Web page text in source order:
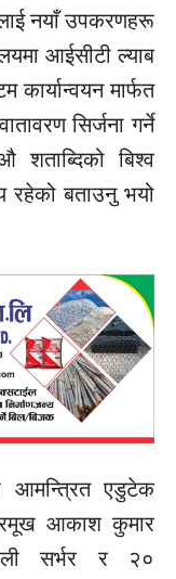
नयाँ उपकरणहरू
आईसीटी ल्याब
कार्यान्वयन मार्फत
सिर्जना गर्ने
बिश्व
रहेको बताउनु भयो
आमन्त्रित एडुटेक
आकाश कुमार
सर्भर र २०